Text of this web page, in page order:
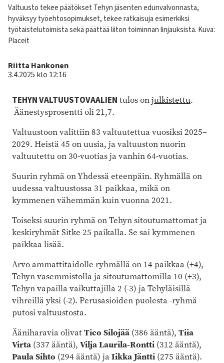
Kuvateksti
Valtuusto tekee päätökset Tehyn jäsenten edunvalvonnasta,
hyväksyy työehtosopimukset, tekee ratkaisuja esimerkiksi
työtaistelutoimista sekä päättää liiton toiminnan linjauksista. Kuva:
Placeit
Kirjoittaja
Riitta Hankonen
3.4.2025 klo 12:16
TEHYN VALTUUSTOVAALIEN tulos onjulkistettu.
Äänestysprosentti oli 21,7.
Valtuustoon valittiin 83 valtuutettua vuosiksi 2025–
2029. Heistä 45 on uusia, javaltuuston nuorin
valtuutettu on 30-vuotias ja vanhin 64-vuotias.
Suurin ryhmä on Yhdessä eteenpäin. Ryhmällä on
uudessa valtuustossa 31 paikkaa, mikä on
kymmenen vähemmän kuin vuonna 2021.
Toiseksi suurin ryhmä on Tehyn sitoutumattomat ja
keskiryhmät Sitke 25 paikalla. Se sai kymmenen
paikkaa lisää.
Arvo ammattitaidolle ryhmällä on 14 paikkaa (+4),
Tehyn vasemmistolla ja sitoutumattomilla 10 (+3),
Tehyn vapailla vaikuttajilla 2 (-3) ja Tehyläisillä
vihreillä yksi (-2). Perusasioiden puolesta -ryhmä
putosi valtuustosta.
Ääniharavia olivatTico Silojää (386 ääntä), Tiia
Virta (337 ääntä), Vilja Laurila-Rontti (312 ääntä),
Paula Sihto (294 ääntä) jaIikka Jäntti (275 ääntä).